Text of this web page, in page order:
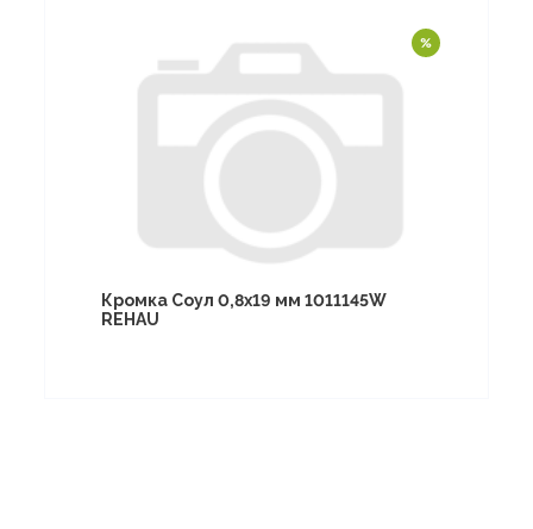
Кромка Соул 0,8х19 мм 1011145W
REHAU